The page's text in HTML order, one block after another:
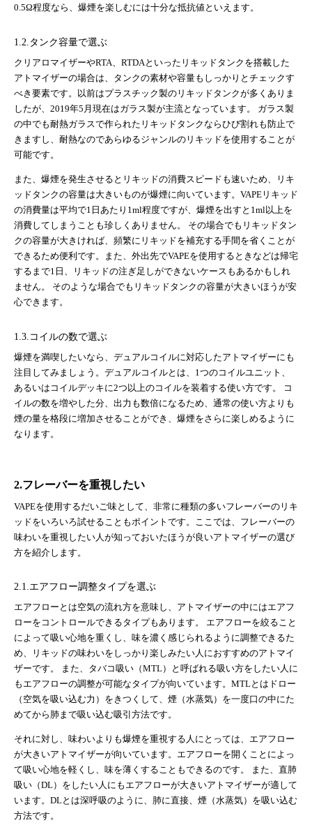
0.5Ω程度なら、爆煙を楽しむには十分な抵抗値といえます。
1.2.タンク容量で選ぶ
クリアロマイザーやRTA、RTDAといったリキッドタンクを搭載した
アトマイザーの場合は、タンクの素材や容量もしっかりとチェックす
べき要素です。以前はプラスチック製のリキッドタンクが多くありま
したが、2019年5月現在はガラス製が主流となっています。 ガラス製
の中でも耐熱ガラスで作られたリキッドタンクならひび割れも防止で
きますし、耐熱なのであらゆるジャンルのリキッドを使用することが
可能です。
また、爆煙を発生させるとリキッドの消費スピードも速いため、リキ
ッドタンクの容量は大きいものが爆煙に向いています。VAPEリキッド
の消費量は平均で1日あたり1ml程度ですが、爆煙を出すと1ml以上を
消費してしまうことも珍しくありません。 その場合でもリキッドタン
クの容量が大きければ、頻繁にリキッドを補充する手間を省くことが
できるため便利です。また、外出先でVAPEを使用するときなどは帰宅
するまで1日、リキッドの注ぎ足しができないケースもあるかもしれ
ません。 そのような場合でもリキッドタンクの容量が大きいほうが安
心できます。
1.3.コイルの数で選ぶ
爆煙を満喫したいなら、デュアルコイルに対応したアトマイザーにも
注目してみましょう。デュアルコイルとは、1つのコイルユニット、
あるいはコイルデッキに2つ以上のコイルを装着する使い方です。 コ
イルの数を増やした分、出力も数倍になるため、通常の使い方よりも
煙の量を格段に増加させることができ、爆煙をさらに楽しめるように
なります。
2.フレーバーを重視したい
VAPEを使用するだいご味として、非常に種類の多いフレーバーのリキ
ッドをいろいろ試せることもポイントです。ここでは、フレーバーの
味わいを重視したい人が知っておいたほうが良いアトマイザーの選び
方を紹介します。
2.1.エアフロー調整タイプを選ぶ
エアフローとは空気の流れ方を意味し、アトマイザーの中にはエアフ
ローをコントロールできるタイプもあります。 エアフローを絞ること
によって吸い心地を重くし、味を濃く感じられるように調整できるた
め、リキッドの味わいをしっかり楽しみたい人におすすめのアトマイ
ザーです。 また、タバコ吸い（MTL）と呼ばれる吸い方をしたい人に
もエアフローの調整が可能なタイプが向いています。MTLとはドロー
（空気を吸い込む力）をきつくして、煙（水蒸気）を一度口の中にた
めてから肺まで吸い込む吸引方法です。
それに対し、味わいよりも爆煙を重視する人にとっては、エアフロー
が大きいアトマイザーが向いています。エアフローを開くことによっ
て吸い心地を軽くし、味を薄くすることもできるのです。 また、直肺
吸い（DL）をしたい人にもエアフローが大きいアトマイザーが適して
います。DLとは深呼吸のように、肺に直接、煙（水蒸気）を吸い込む
方法です。